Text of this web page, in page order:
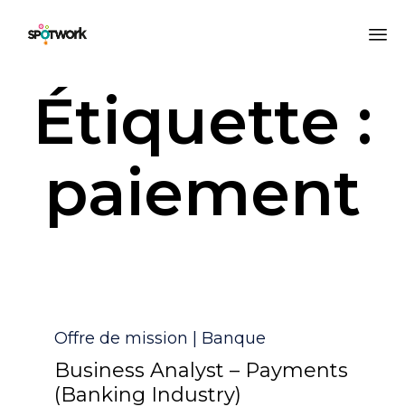
Étiquette :
paiement
Catégorie
Offre de mission | Banque
Business Analyst – Payments
(Banking Industry)